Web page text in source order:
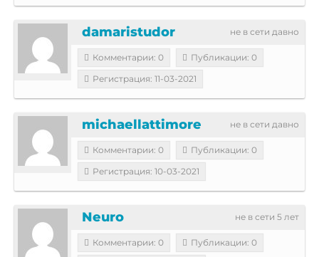
не в сети давно
damaristudor
Комментарии: 0
Публикации: 0
Регистрация: 11-03-2021
не в сети давно
michaellattimore
Комментарии: 0
Публикации: 0
Регистрация: 10-03-2021
не в сети 5 лет
Neuro
Комментарии: 0
Публикации: 0